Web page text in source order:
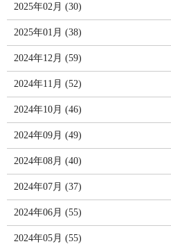
2025年02月 (30)
2025年01月 (38)
2024年12月 (59)
2024年11月 (52)
2024年10月 (46)
2024年09月 (49)
2024年08月 (40)
2024年07月 (37)
2024年06月 (55)
2024年05月 (55)